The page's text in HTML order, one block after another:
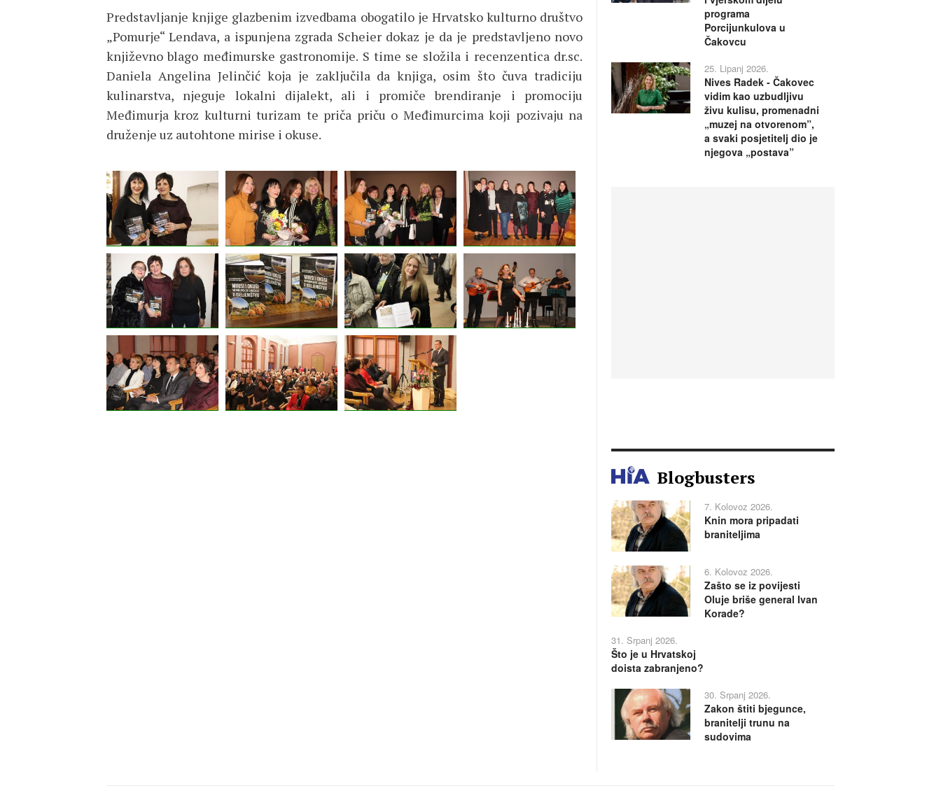
Predstavljanje knjige glazbenim izvedbama obogatilo je Hrvatsko kulturno društvo
„Pomurje“ Lendava, a ispunjena zgrada Scheier dokaz je da je predstavljeno novo
književno blago međimurske gastronomije. S time se složila i recenzentica dr.sc.
Daniela Angelina Jelinčić koja je zaključila da knjiga, osim što čuva tradiciju
kulinarstva, njeguje lokalni dijalekt, ali i promiče brendiranje i promociju
Međimurja kroz kulturni turizam te priča priču o Međimurcima koji pozivaju na
druženje uz autohtone mirise i okuse.
programa
Porcijunkulova u
Čakovcu
25. Lipanj 2026.
Nives Radek - Čakovec
vidim kao uzbudljivu
živu kulisu, promenadni
„muzej na otvorenom”,
a svaki posjetitelj dio je
njegova „postava”
Blogbusters
7. Kolovoz 2026.
Knin mora pripadati
braniteljima
6. Kolovoz 2026.
Zašto se iz povijesti
Oluje briše general Ivan
Korade?
31. Srpanj 2026.
Što je u Hrvatskoj
doista zabranjeno?
30. Srpanj 2026.
Zakon štiti bjegunce,
branitelji trunu na
sudovima